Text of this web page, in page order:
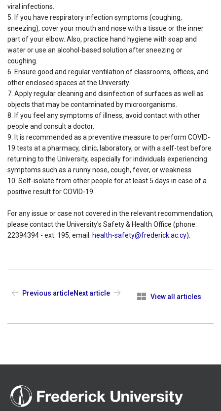
viral infections.
5. If you have respiratory infection symptoms (coughing,
sneezing), cover your mouth and nose with a tissue or the inner
part of your elbow. Also, practice hand hygiene with soap and
water or use an alcohol-based solution after sneezing or
coughing.
6. Ensure good and regular ventilation of classrooms, offices, and
other enclosed spaces at the University.
7. Apply regular cleaning and disinfection of surfaces as well as
objects that may be contaminated by microorganisms.
8. If you feel any symptoms of illness, avoid contact with other
people and consult a doctor.
9. It is recommended as a preventive measure to perform COVID-
19 tests at a pharmacy, clinic, laboratory, or with a self-test before
returning to the University, especially for individuals experiencing
symptoms such as a runny nose, cough, fever, or weakness.
10. Self-isolate from other people for at least 5 days in case of a
positive result for COVID-19.
For any issue or case not covered in the relevant recommendation,
please contact the University's Safety & Health Office (phone:
22394394 - ext. 195, email: health-safety@frederick.ac.cy).
Previous article View all articles
Next article